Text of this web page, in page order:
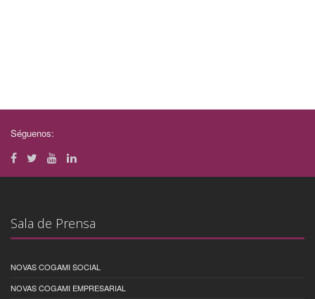
Séguenos:
Sala de Prensa
NOVAS COGAMI SOCIAL
NOVAS COGAMI EMPRESARIAL